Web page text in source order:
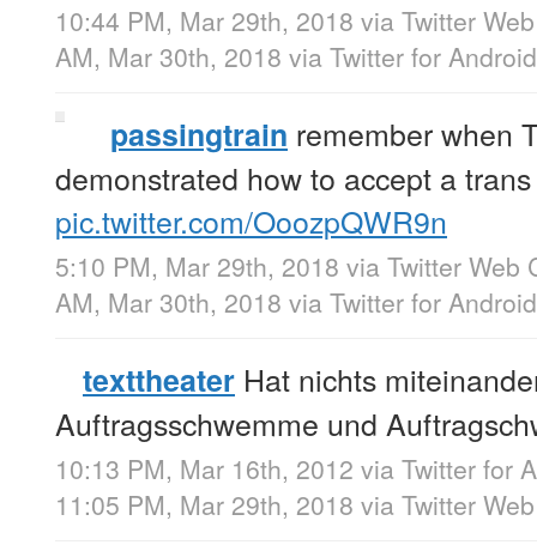
10:44 PM, Mar 29th, 2018 via Twitter
AM, Mar 30th, 2018 via Twitter for Android
passingtrain remember when
demonstrated how to accept a
pic.twitter.com/OoozpQWR9n
5:10 PM, Mar 29th, 2018 via Twitter Web
AM, Mar 30th, 2018 via Twitter for Android
texttheater Hat nichts
Auftragsschwemme und
10:13 PM, Mar 16th, 2012 via Twitter for
11:05 PM, Mar 29th, 2018 via Twitter